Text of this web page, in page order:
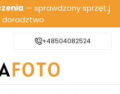
— sprawdzony sprzęt i
Bezpieczna wysyłka
+48504082524